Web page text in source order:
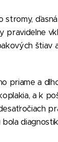
stromy,
štiav
priame a
a k